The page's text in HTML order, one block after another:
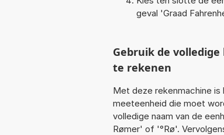
geval 'Graad
Gebruik de
te rekenen
Met deze rekenmachine
meeteenheid die moet
volledige naam van de
Rømer' of '°Rø'.